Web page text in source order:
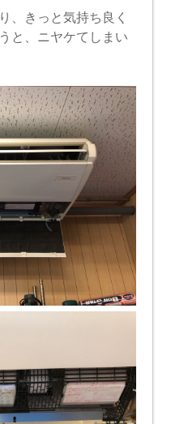
、きっと気持ち良く
と、ニヤケてしまい